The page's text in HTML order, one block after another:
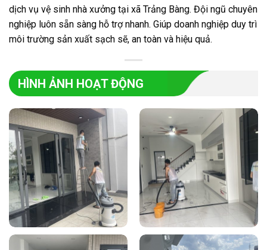
dịch vụ vệ sinh nhà xưởng tại xã Trảng Bàng. Đội ngũ chuyên
nghiệp luôn sẵn sàng hỗ trợ nhanh. Giúp doanh nghiệp duy trì
môi trường sản xuất sạch sẽ, an toàn và hiệu quả.
HÌNH ẢNH HOẠT ĐỘNG